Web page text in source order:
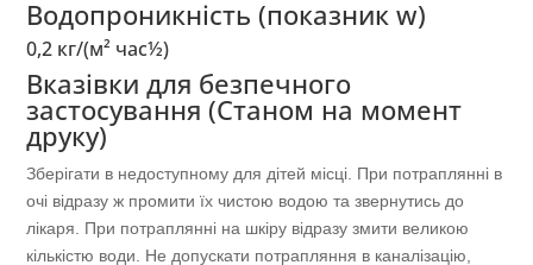
Водопроникність (показник w)
0,2 кг/(м² час½)
Вказівки для безпечного
застосування (Станом на момент
друку)
Зберігати в недоступному для дітей місці. При потраплянні в
очі відразу ж промити їх чистою водою та звернутись до
лікаря. При потраплянні на шкіру відразу змити великою
кількістю води. Не допускати потрапляння в каналізацію,